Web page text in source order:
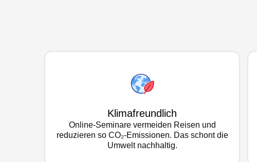
Klimafreundlich
Online-Seminare vermeiden Reisen und
reduzieren so CO₂-Emissionen. Das schont die
Umwelt nachhaltig.